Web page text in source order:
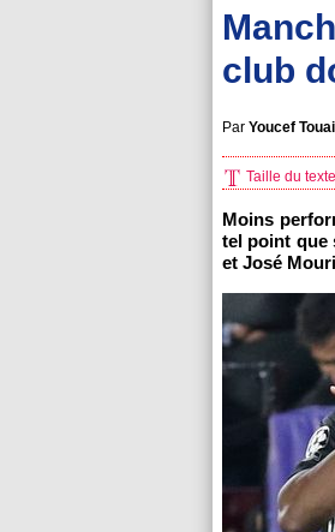
club
Par Youcef
Taille du
Moins
tel point que
et José